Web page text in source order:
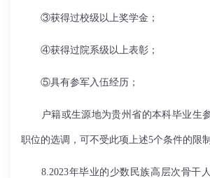
③获得过校级以上奖学金；
④获得过院系级以上表彰；
⑤具有参军入伍经历；
户籍或生源地为贵州省的本科毕业生
职位的选调，可不受此项上述5个条件的限制
8.2023年毕业的少数民族高层次骨干